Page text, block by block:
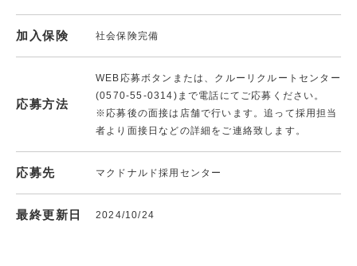
加入保険 社会保険完備
応募方法
WEB応募ボタンまたは、クルーリクルートセンター
(0570-55-0314)まで電話にてご応募ください。
※応募後の面接は店舗で行います。追って採用担当
者より面接日などの詳細をご連絡致します。
応募先 マクドナルド採用センター
最終更新日 2024/10/24